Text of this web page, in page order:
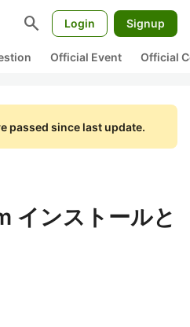
search Login Signup
Official Event Official
passed since last update.
インストールと